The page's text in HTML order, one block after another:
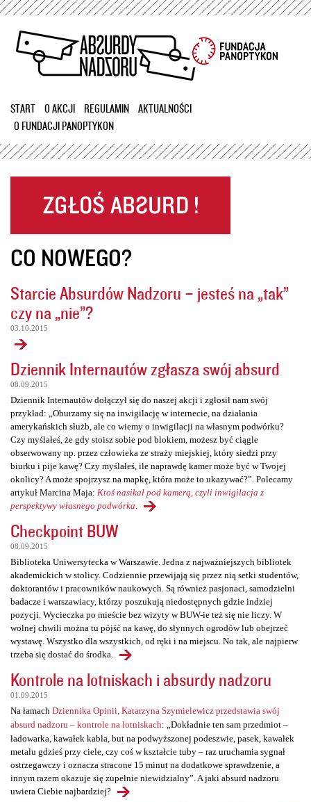
Przejdź
treści
START O AKCJI REGULAMIN
AKTUALNOŚCI
O FUNDACJI PANOPTYKON
CO NOWEGO?
Starcie Absurdów Nadzoru – jesteś na „tak”
czy na „nie”?
03.10.2015
Dziennik Internautów zgłasza swój absurd
08.09.2015
Dziennik Internautów dołączył się do naszej akcji i zgłosił nam swój
przykład: „Oburzamy się na inwigilację w internecie, na działania
amerykańskich służb, ale co wiemy o inwigilacji na własnym podwórku?
Czy myślałeś, że gdy stoisz sobie pod blokiem, możesz być ciągle
obserwowany np. przez człowieka ze straży miejskiej, który siedzi przy
biurku i pije kawę? Czy myślałeś, ile naprawdę kamer może być w Twojej
okolicy? A może spojrzysz na mapkę, która może to ukazywać?”. Polecamy
artykuł Marcina Maja: Ktoś nasikał pod kamerą, czyli inwigilacja z
perspektywy własnego podwórka
Checkpoint BUW
08.09.2015
Biblioteka Uniwersytecka w Warszawie. Jedna z najważniejszych bibliotek
akademickich w stolicy. Codziennie przewijają się przez nią setki studentów,
doktorantów i pracowników naukowych. Są również pasjonaci, samodzielni
badacze i warszawiacy, którzy poszukują niedostępnych gdzie indziej
pozycji. Wycieczka po mieście bez wizyty w BUW-ie też się nie liczy. W
wolnej chwili można tu pójść na kawę, do słynnych ogrodów lub obejrzeć
wystawę. Wszystko dla wszystkich, od ręki i na miejscu. No tak, ale najpierw
trzeba się dostać do środka.
Kontrole na lotniskach i absurdy nadzoru
01.09.2015
Na łamach Dziennika Opinii, Katarzyna Szymielewicz przedstawia swój
absurd nadzoru – kontrole na lotniskach: „Dokładnie ten sam przedmiot –
ładowarka, kawałek kabla, but na podwyższonej podeszwie, pasek, kawałek
metalu gdzieś przy ciele, czy coś w kształcie tuby – raz uruchamia sygnał
ostrzegawczy i oznacza stracone 15 minut na dodatkowe sprawdzenie, a
innym razem okazuje się zupełnie niewidzialny”. A jaki absurd nadzoru
uwiera Ciebie najbardziej?